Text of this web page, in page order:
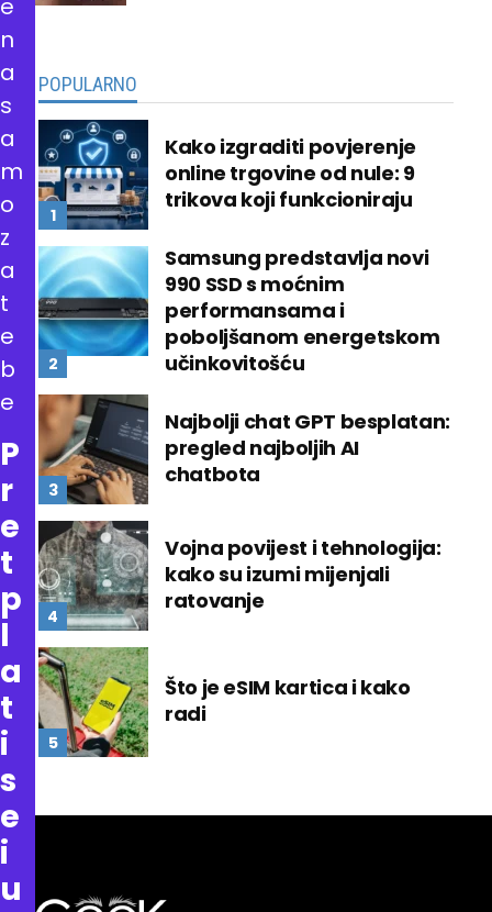
POPULARNO
Kako izgraditi povjerenje
online trgovine od nule: 9
trikova koji funkcioniraju
Samsung predstavlja novi
990 SSD s moćnim
performansama i
poboljšanom energetskom
učinkovitošću
Najbolji chat GPT besplatan:
pregled najboljih AI
chatbota
Vojna povijest i tehnologija:
kako su izumi mijenjali
ratovanje
Što je eSIM kartica i kako
radi
n
a
s
a
m
o
z
a
t
e
b
e
P
r
e
t
p
l
a
t
i
s
e
i
u